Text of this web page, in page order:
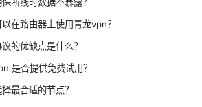
在路由器上使用青龙vpn？
的优缺点是什么？
是否提供免费试用？
最合适的节点？